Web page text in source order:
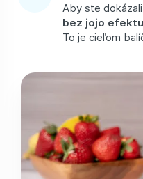
Aby ste
bez jojo efektu
To je cieľom